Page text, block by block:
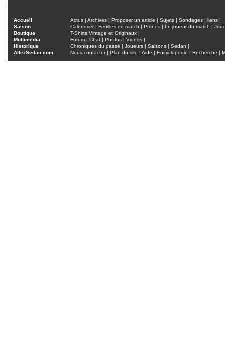
Accueil Actus | Archives | Proposer un article | Sujets | Sondages | liens |
Saison
Calendrier| Feuilles de match | Pronos | Le joueur du match |
Boutique
T-Shirts Vintage et Originaux |
Multimedia
Forum | Chat | Photos | Videos |
Historique
Chroniques du passé | Joueurs | Saisons | Sedan |
AllezSedan.com
Nous contacter| Plan du site | Aide | Encyclopedie | Recherche |